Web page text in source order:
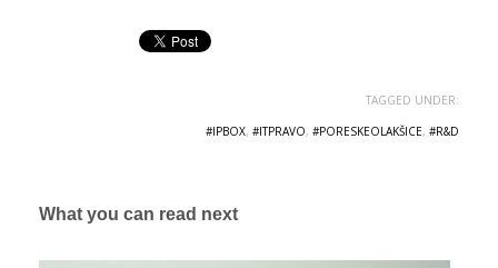
TAGGED UNDER:
#IPBOX, #ITPRAVO, #PORESKEOLAKŠICE, #R&D
What you can read next